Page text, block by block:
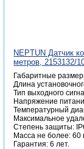
NEPTUN Датчик
метров, 2153132/
Габаритные
Длина
Тип выходного
Напряжение
Температурный
Максимальное
Степень защиты:
Масса не более: 60
Гарантия: 6 лет.